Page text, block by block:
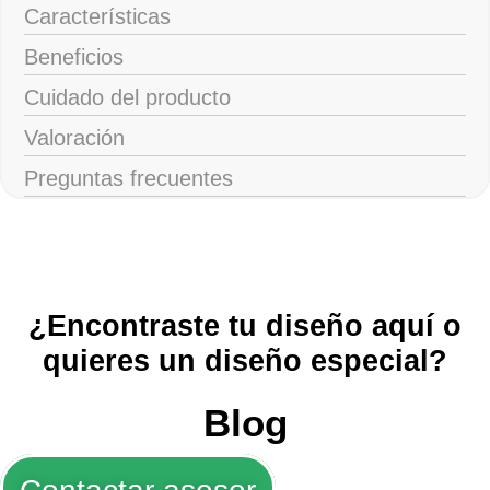
Características
Beneficios
Cuidado del producto
Valoración
Preguntas frecuentes
¿Encontraste tu diseño aquí o
quieres un diseño especial?
Blog